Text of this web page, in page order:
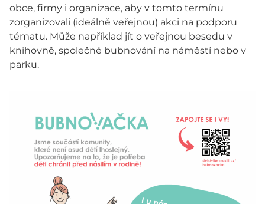
obce, firmy i organizace, aby v tomto termínu
zorganizovali (ideálně veřejnou) akci na podporu
tématu. Může například jít o veřejnou besedu v
knihovně, společné bubnování na náměstí nebo v
parku.